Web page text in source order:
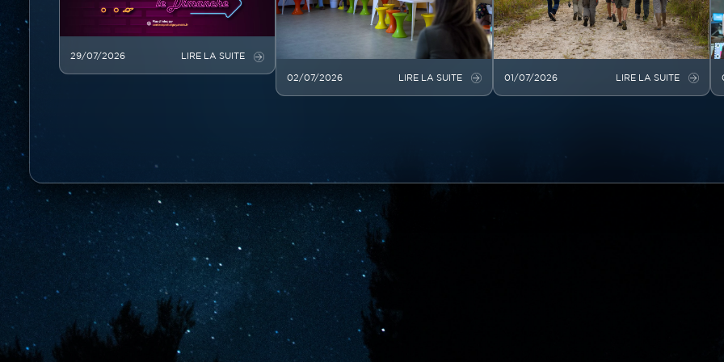
29/07/2026 LIRE LA SUITE
02/07/2026 LIRE LA SUITE 01/07/2026 LIRE LA SUITE